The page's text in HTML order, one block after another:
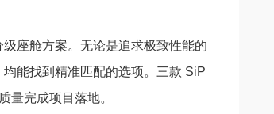
座舱方案。无论是追求极致性能的
能找到精准匹配的选项。三款 SiP
量完成项目落地。